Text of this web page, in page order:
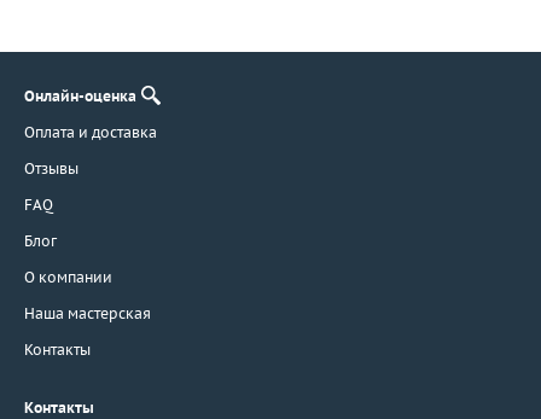
Онлайн-оценка
Оплата и доставка
Отзывы
FAQ
Блог
О компании
Наша мастерская
Контакты
Контакты